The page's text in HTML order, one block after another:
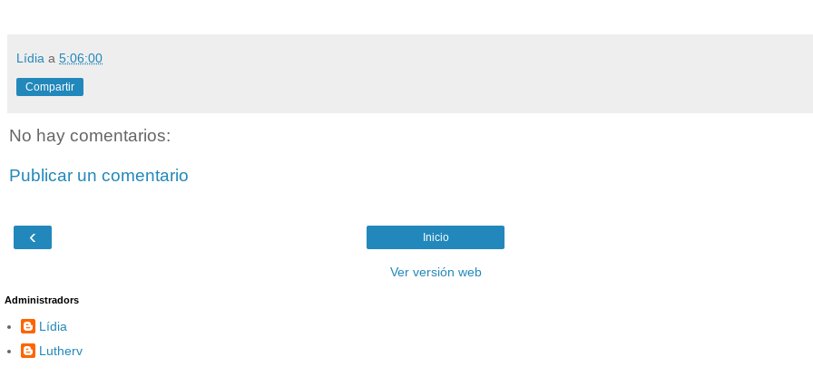
Lídia a 5:06:00
Compartir
No hay comentarios:
Publicar un comentario
‹ Inicio
Ver versión web
Administradors
Lídia
Lutherv